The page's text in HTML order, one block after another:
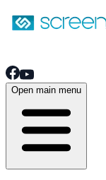
Open main menu